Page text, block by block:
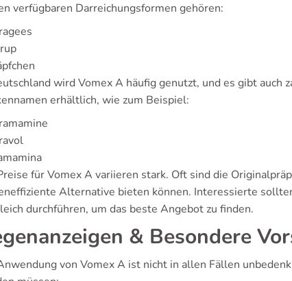
verfügbaren Darreichungsformen gehören:
wird Vomex A häufig genutzt, und es gibt auch
erhältlich, wie zum Beispiel:
für Vomex A variieren stark. Oft sind die
Alternative bieten können. Interessierte
durchführen, um das beste Angebot zu finden.
& Besondere
von Vomex A ist nicht in allen Fällen